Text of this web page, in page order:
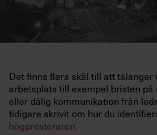
Logga in
Det finns flera skäl till att talanger
arbetsplats till exempel bristen
eller dålig kommunikation från
tidigare skrivit om hur du
högpresteraren.